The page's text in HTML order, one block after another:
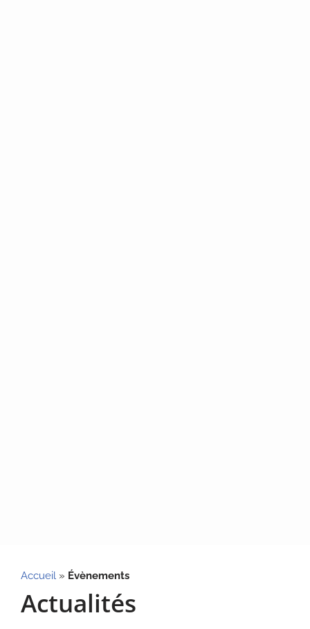
Accueil » Évènements
Actualités